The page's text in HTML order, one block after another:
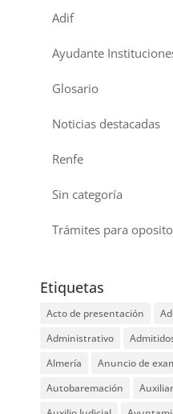
Adif
Ayudante
Glosario
Noticias destacadas
Renfe
Sin categoría
Trámites para
Etiquetas
Acto de presentación
Administrativo
Almería
Anuncio de
Autobaremación